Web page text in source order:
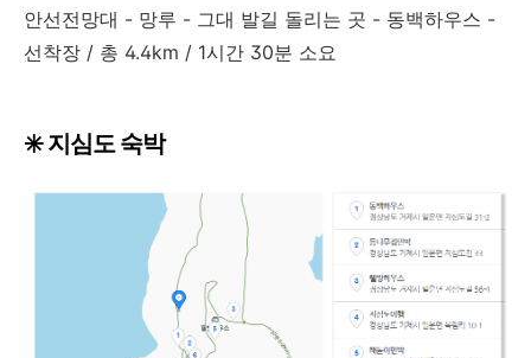
안선전망대 - 망루 - 그대 발길 돌리는 곳 - 동백하우스 -
선착장 / 총 4.4km / 1시간 30분 소요
✳️ 지심도 숙박